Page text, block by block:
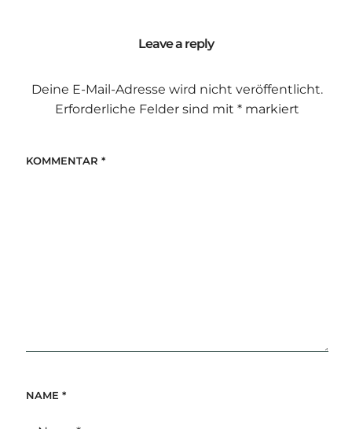
Leave a reply
Deine E-Mail-Adresse wird nicht veröffentlicht.
Erforderliche Felder sind mit *markiert
KOMMENTAR *
NAME *